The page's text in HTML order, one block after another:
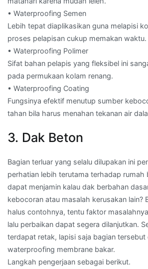
• Waterproofing Semen
Lebih tepat diaplikasikan guna melapisi
proses pelapisan cukup memakan waktu.
• Waterproofing Polimer
Sifat bahan pelapis yang fleksibel ini
pada permukaan kolam renang.
• Waterproofing Coating
Fungsinya efektif menutup sumber
tahan bila harus menahan tekanan air
3. Dak Beton
Bagian terluar yang selalu dilupakan ini
perhatian lebih terutama terhadap rumah
dapat menjamin kalau dak berbahan
kebocoran atau masalah kerusakan lain?
halus contohnya, tentu faktor
lalu perbaikan dapat segera dilanjutkan.
terdapat retak, lapisi saja bagian tersebut
waterproofing membrane bakar.
Langkah pengerjaan sebagai berikut.